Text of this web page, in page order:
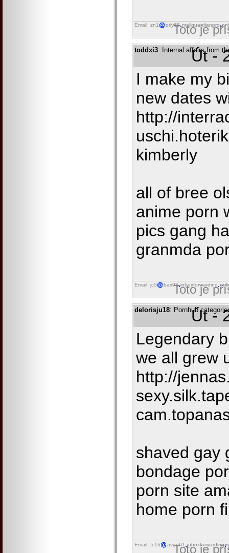
Email: zn1 orly68 mailguardianpro
Toto je
toddxi3: Internal affairs from
Út -
I make my
new dates
http://
kimberly
all of bree
anime porn
pics gang
granmda
Email: jc5 bax98 inboxforwarding
Toto je
delorisju18: PornhubÚt -
Legendary
we all grew
http://
shaved gay
bondage
porn site
home porn
Email: fc16 avgo61 inboxforwarding
Toto je